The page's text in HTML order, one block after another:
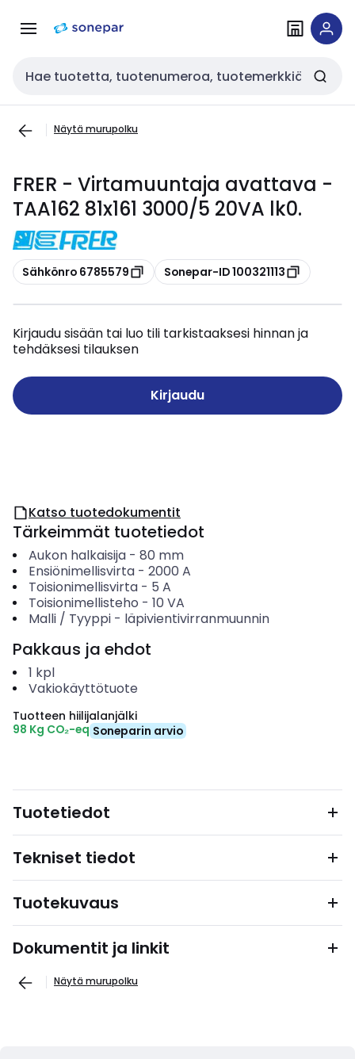
navigointiinsisältöön
Haku
Näytä murupolku
FRER - Virtamuuntaja avattava -
TAA162 81x161 3000/5 20VA lk0.
Kopioi
Sähkönro 6785579 Kopioi
Sonepar-ID 100321113
Kirjaudu sisään tai luo tili tarkistaaksesi hinnan ja
tehdäksesi tilauksen
Kirjaudu
Katso tuotedokumentit
Tärkeimmät tuotetiedot
Aukon halkaisija- 80 mm
Ensiönimellisvirta- 2000 A
Toisionimellisvirta- 5 A
Toisionimellisteho - 10 VA
Malli / Tyyppi- läpivientivirranmuunnin
Pakkaus ja ehdot
1 kpl
Vakiokäyttötuote
Tuotteen hiilijalanjälki
98 Kg CO₂-eq Soneparin arvio
Tuotetiedot
Tekniset tiedot
Tuotekuvaus
Dokumentit ja linkit
Näytä murupolku